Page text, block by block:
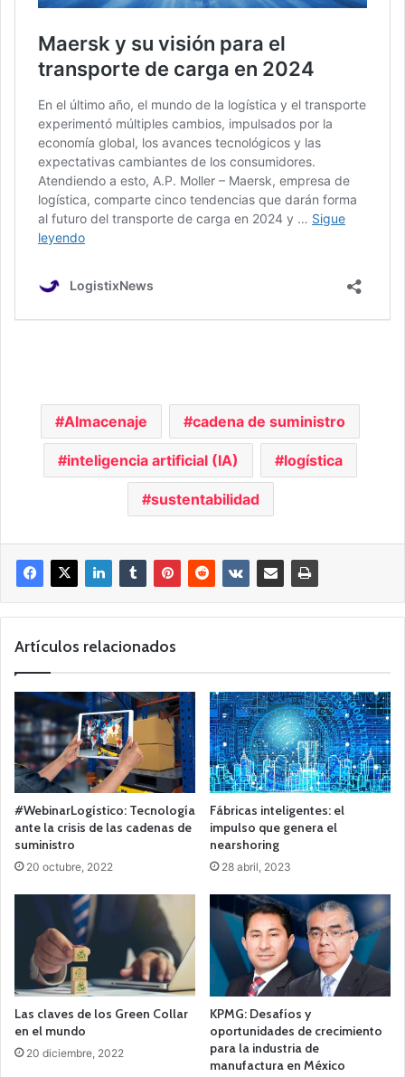
Almacenaje cadena de suministro
inteligencia artificial (IA) logística
sustentabilidad
Artículos relacionados
#WebinarLogístico: Tecnología
ante la crisis de las cadenas de
suministro
20 octubre, 2022
Fábricas inteligentes: el
impulso que genera el
nearshoring
28 abril, 2023
Las claves de los Green Collar
en el mundo
20 diciembre, 2022
KPMG: Desafíos y
oportunidades de crecimiento
para la industria de
manufactura en México